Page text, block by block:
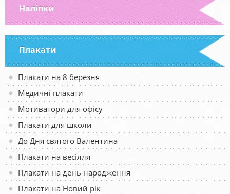
Наліпки
Плакати
Плакати на 8 березня
Медичні плакати
Мотиватори для офісу
Плакати для школи
До Дня святого Валентина
Плакати на весілля
Плакати на день народження
Плакати на Новий рік